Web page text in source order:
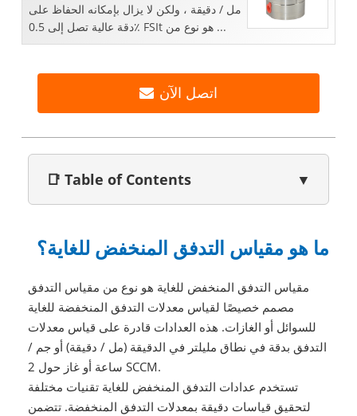
مل / دقيقة ، ولكن لا يزال بإمكانه الحفاظ على
دقة عالية تصل إلى 0.5٪ FSIt هو نوع من ...
اتصل الآن
📑 Table of Contents ▼
ما هو مقياس التدفق المنخفض للغاية؟
مقياس التدفق المنخفض للغاية هو نوع من مقياس التدفق
مصمم خصيصًا لقياس معدلات التدفق المنخفضة للغاية
للسوائل أو الغازات. هذه العدادات قادرة على قياس معدلات
التدفق بدقة في نطاق مليلتر في الدقيقة (مل / دقيقة) أو جم /
ساعة أو غاز حول 2 SCCM.
تستخدم عدادات التدفق المنخفض للغاية تقنيات مختلفة
لتحقيق قياسات دقيقة بمعدلات التدفق المنخفضة. تتضمن